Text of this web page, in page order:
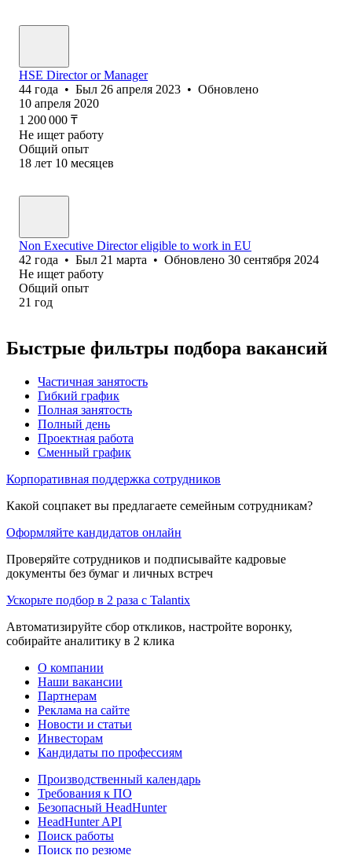
HSE Director or Manager
44 года • Был 26 апреля 2023 • Обновлено
10 апреля 2020
1 200 000 ₸
Не ищет работу
Общий опыт
18 лет 10 месяцев
Non Executive Director eligible to work in EU
42 года • Был 21 марта • Обновлено 30 сентября 2024
Не ищет работу
Общий опыт
21 год
Быстрые фильтры подбора вакансий
Частичная занятость
Гибкий график
Полная занятость
Полный день
Проектная работа
Сменный график
Корпоративная поддержка сотрудников
Какой соцпакет вы предлагаете семейным сотрудникам?
Оформляйте кандидатов онлайн
Проверяйте сотрудников и подписывайте кадровые
документы без бумаг и личных встреч
Ускорьте подбор в 2 раза с Talantix
Автоматизируйте сбор откликов, настройте воронку,
собирайте аналитику в 2 клика
О компании
Наши вакансии
Партнерам
Реклама на сайте
Новости и статьи
Инвесторам
Кандидаты по профессиям
Производственный календарь
Требования к ПО
Безопасный HeadHunter
HeadHunter API
Поиск работы
Поиск по резюме